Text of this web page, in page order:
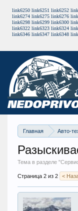
link6250 link6251 link6252
link6274 link6275 link6276
link6298 link6299 link6300
link6322 link6323 link6324
link6346 link6347 link6348
Главная Авто-
Тема в разделе "
Страница 2 из 2 <